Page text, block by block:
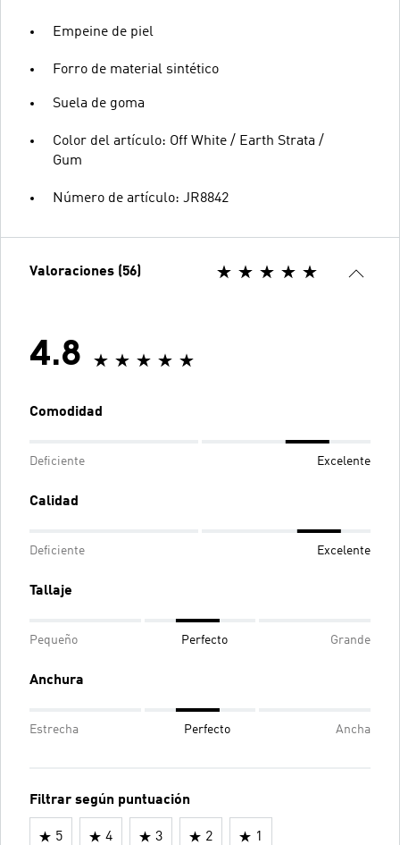
Empeine de piel
Forro de material sintético
Suela de goma
Color del artículo: Off White / Earth Strata /
Gum
Número de artículo: JR8842
Valoraciones (56)
4.8
Comodidad
Deficiente Excelente
Calidad
Deficiente Excelente
Tallaje
Pequeño Perfecto Grande
Anchura
Estrecha Perfecto Ancha
Filtrar según puntuación
5 4 3 2 1